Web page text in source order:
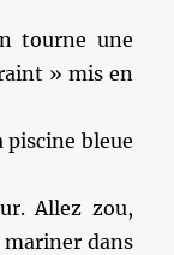
tourne une
» mis en
piscine bleue
Allez zou,
dans